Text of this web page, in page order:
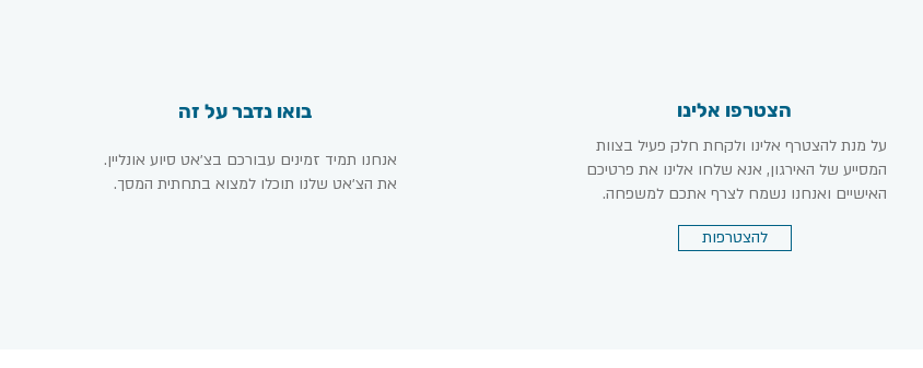
בואו נדבר על זה
אנחנו תמיד זמינים עבורכם בצ׳אט סיוע אונליין.
את הצ׳אט שלנו תוכלו למצוא בתחתית המסך.
הצטרפו אלינו
להצטרפות
על מנת להצטרף אלינו ולקחת חלק פעיל בצוות
המסייע של האירגון, אנא שלחו אלינו את פרטיכם
האישיים ואנחנו נשמח לצרף אתכם למשפחה.